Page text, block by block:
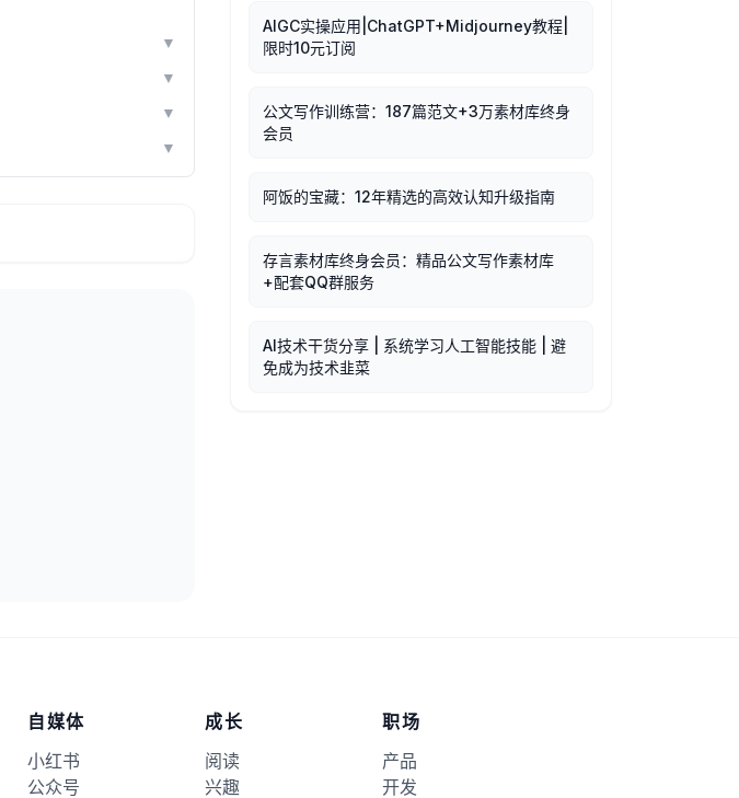
▼
▼
▼
▼
AIGC实操应用|ChatGPT+Midjourney教程|
限时10元订阅
公文写作训练营：187篇范文+3万素材库终身
会员
阿饭的宝藏：12年精选的高效认知升级指南
存言素材库终身会员：精品公文写作素材库
+配套QQ群服务
AI技术干货分享 | 系统学习人工智能技能 | 避
免成为技术韭菜
自媒体
小红书
公众号
成长
阅读
兴趣
职场
产品
开发